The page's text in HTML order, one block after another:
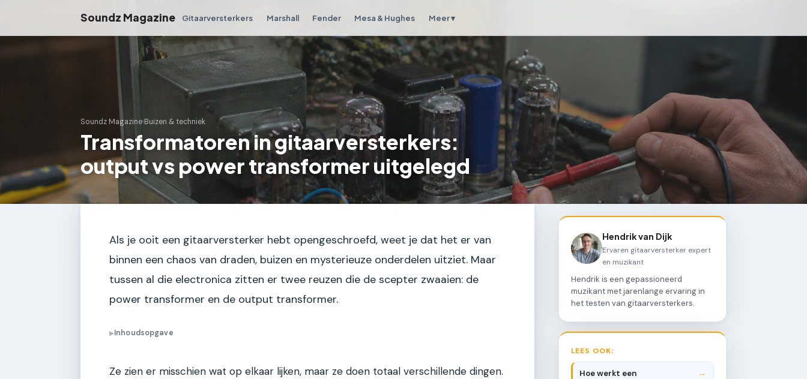
Soundz Magazine Gitaarversterkers Marshall Fender Mesa & Hughes Meer ▾
Soundz Magazine›Buizen & techniek
Transformatoren in gitaarversterkers:
output vs power transformer uitgelegd
Als je ooit een gitaarversterker hebt opengeschroefd, weet je dat het er van
binnen een chaos van draden, buizen en mysterieuze onderdelen uitziet. Maar
tussen al die electronica zitten er twee reuzen die de scepter zwaaien: de
power transformer en de output transformer.
▶Inhoudsopgave
Ze zien er misschien wat op elkaar lijken, maar ze doen totaal verschillende dingen.
Hendrik van Dijk
Ervaren gitaarversterker expert
en muzikant
Hendrik is een gepassioneerd
muzikant met jarenlange ervaring in
het testen van gitaarversterkers.
LEES OOK:
Hoe werkt een